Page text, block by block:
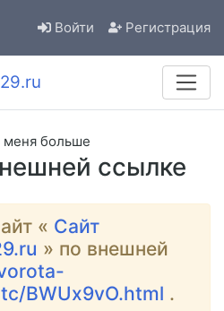
Войти Регистрация
ссылке
меня больше
« Сайт
» по внешней
BWUx9vO.html .